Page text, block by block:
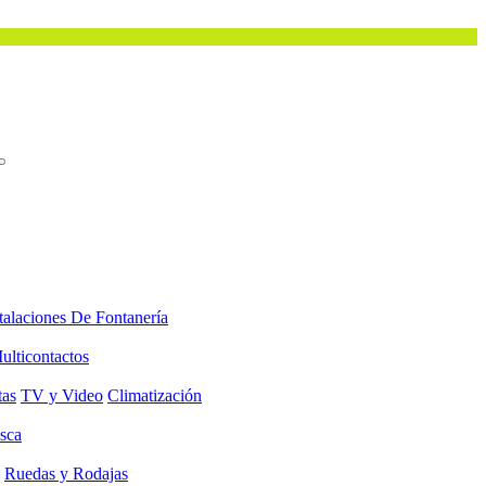
De Fontanería
TV y Video Climatización
Ruedas y Rodajas